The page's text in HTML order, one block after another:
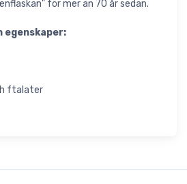
för mer än 70 år sedan.
egenskaper:
ftalater